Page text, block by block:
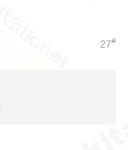
27#